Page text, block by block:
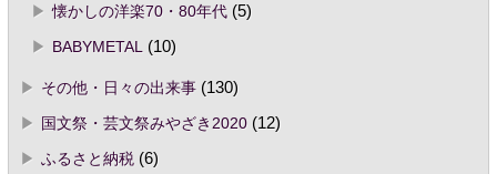
懐かしの洋楽70・80年代(5)
BABYMETAL
(10)
その他・日々の出来事(130)
国文祭・芸文祭みやざき2020(12)
ふるさと納税(6)